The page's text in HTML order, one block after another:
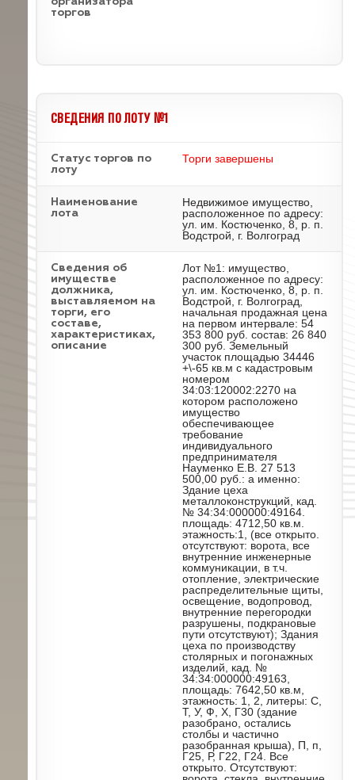
торгов
СВЕДЕНИЯ ПО ЛОТУ №1
Статус торгов по
лоту
Торги завершены
Наименование
лота
Недвижимое имущество,
расположенное по адресу:
ул. им. Костюченко, 8, р. п.
Водстрой, г. Волгоград
Cведения об
имуществе
должника,
выставляемом на
торги, его
составе,
характеристиках,
описание
Лот №1: имущество,
расположенное по адресу:
ул. им. Костюченко, 8, р. п.
Водстрой, г. Волгоград,
начальная продажная цена
на первом интервале: 54
353 800 руб. состав: 26 840
300 руб. Земельный
участок площадью 34446
+\-65 кв.м с кадастровым
номером
34:03:120002:2270 на
котором расположено
имущество
обеспечивающее
требование
индивидуального
предпринимателя
Науменко Е.В. 27 513
500,00 руб.: а именно:
Здание цеха
металлоконструкций, кад.
№ 34:34:000000:49164.
площадь: 4712,50 кв.м.
этажность:1, (все открыто.
отсутствуют: ворота, все
внутренние инженерные
коммуникации, в т.ч.
отопление, электрические
распределительные щиты,
освещение, водопровод,
внутренние перегородки
разрушены, подкрановые
пути отсутствуют); Здания
цеха по производству
столярных и погонажных
изделий, кад. №
34:34:000000:49163,
площадь: 7642,50 кв.м,
этажность: 1, 2, литеры: С,
Т, У, Ф, Х, Г30 (здание
разобрано, остались
столбы и частично
разобранная крыша), П, п,
Г25, Р, Г22, Г24. Все
открыто. Отсутствуют: